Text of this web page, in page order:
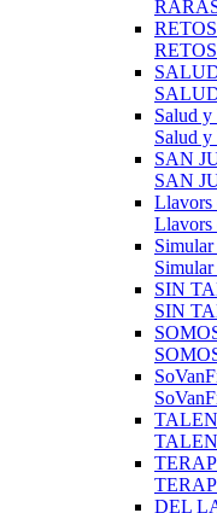
Salud y
Salud y
SAN
SAN
Llavors
Llavors
Simular
Simular
SIN
SIN
DEL